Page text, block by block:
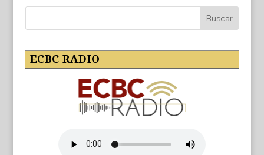
ECBC RADIO